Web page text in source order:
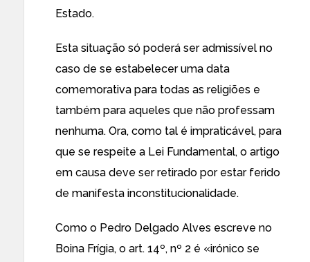
Estado.
Esta situação só poderá ser admissível no
caso de se estabelecer uma data
comemorativa para todas as religiões e
também para aqueles que não professam
nenhuma. Ora, como tal é impraticável, para
que se respeite a Lei Fundamental, o artigo
em causa deve ser retirado por estar ferido
de manifesta inconstitucionalidade.
Como o Pedro Delgado Alves escreve no
Boina Frígia, o art. 14º, nº 2 é «irónico se